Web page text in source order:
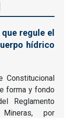
regule el
hídrico
Constitucional
forma y fondo
Reglamento
por